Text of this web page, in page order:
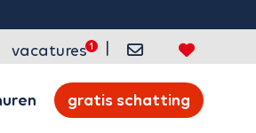
vacatures |
gratis schatting